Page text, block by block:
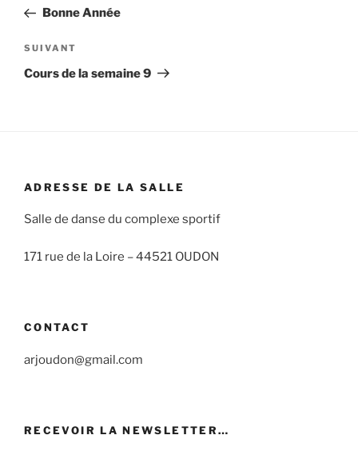
l’article
précédent
Bonne Année
Article
suivant
SUIVANT
Cours de la semaine 9
ADRESSE DE LA SALLE
Salle de danse du complexe sportif
171 rue de la Loire –44521 OUDON
CONTACT
arjoudon@gmail.com
RECEVOIR LA NEWSLETTER…